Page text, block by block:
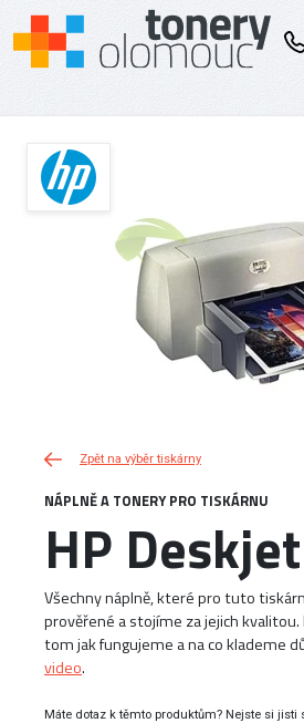
Zpět na výběr tiskárny
NÁPLNĚ A TONERY PRO TISKÁRNU
HP
Všechny náplně, které pro tuto
prověřené a stojíme za jejich
tom jak fungujeme a na co klademe
video.
Máte dotaz k těmto produktům? Nejste si jisti